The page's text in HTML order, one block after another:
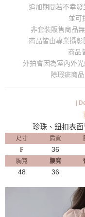
追加期間若不幸
並可
非套裝販售商品
商品皆由專業攝
商品
外拍會因為室內外
除瑕疵商品
|
珍珠、鈕扣表
尺寸 肩寬
F
36
胸寬
腰寬
48 36